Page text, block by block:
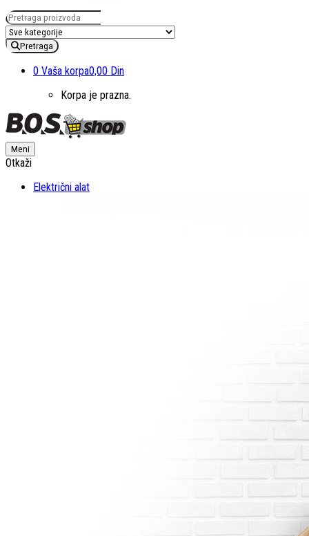
Pretraga za:
Pretraga
0 Vaša korpa0,00 Din
Korpa je prazna.
Meni
Otkaži
Električni alat